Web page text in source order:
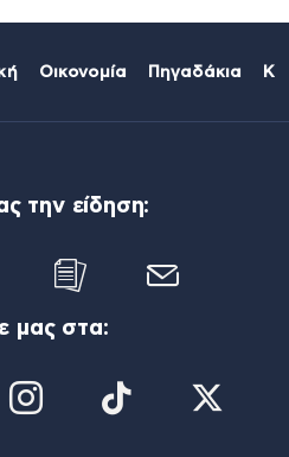
Οικονομία Πηγαδάκια
την είδηση:
μας στα: